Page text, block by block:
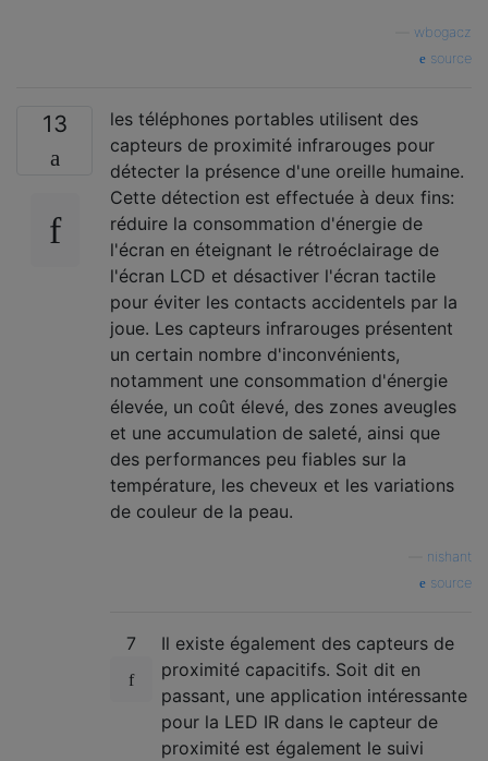
wbogacz
source
13
les téléphones portables utilisent des
capteurs de proximité infrarouges pour
détecter la présence d'une oreille humaine.
Cette détection est effectuée à deux fins:
réduire la consommation d'énergie de
l'écran en éteignant le rétroéclairage de
l'écran LCD et désactiver l'écran tactile
pour éviter les contacts accidentels par la
joue. Les capteurs infrarouges présentent
un certain nombre d'inconvénients,
notamment une consommation d'énergie
élevée, un coût élevé, des zones aveugles
et une accumulation de saleté, ainsi que
des performances peu fiables sur la
température, les cheveux et les variations
de couleur de la peau.
nishant
source
7
Il existe également des capteurs de
proximité capacitifs. Soit dit en
passant, une application intéressante
pour la LED IR dans le capteur de
proximité est également le suivi